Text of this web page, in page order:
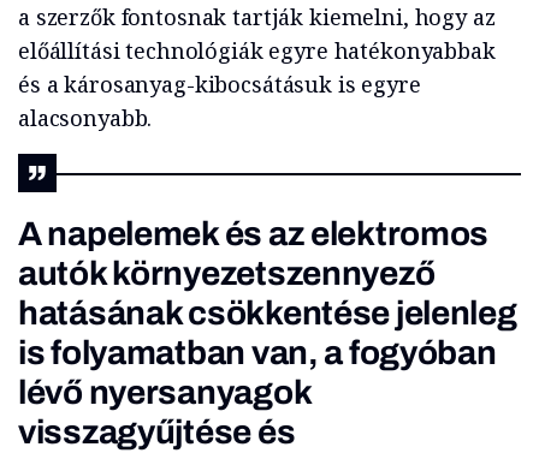
a szerzők fontosnak tartják kiemelni, hogy az
előállítási technológiák egyre hatékonyabbak
és a károsanyag-kibocsátásuk is egyre
alacsonyabb.
A napelemek és az elektromos
autók környezetszennyező
hatásának csökkentése jelenleg
is folyamatban van, a fogyóban
lévő nyersanyagok
visszagyűjtése és